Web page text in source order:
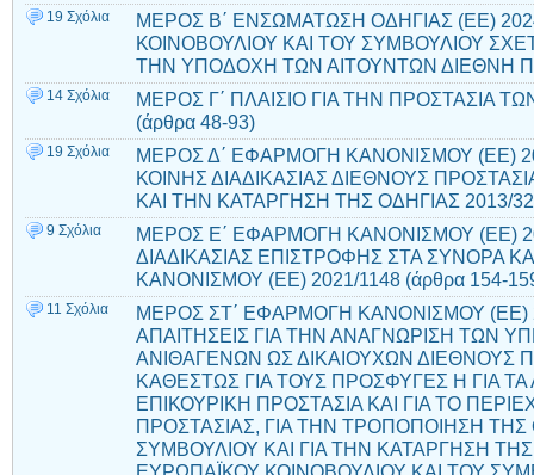
19 Σχόλια
ΜΕΡΟΣ Β΄ ΕΝΣΩΜΑΤΩΣΗ ΟΔΗΓΙΑΣ (ΕΕ)
ΚΟΙΝΟΒΟΥΛΙΟΥ ΚΑΙ ΤΟΥ ΣΥΜΒΟΥΛΙΟΥ
ΤΗΝ ΥΠΟΔΟΧΗ ΤΩΝ ΑΙΤΟΥΝΤΩΝ ΔΙΕΘΝΗ
14 Σχόλια
ΜΕΡΟΣ Γ΄ ΠΛΑΙΣΙΟ ΓΙΑ ΤΗΝ ΠΡΟΣΤΑΣΙΑ
(άρθρα 48-93)
19 Σχόλια
ΜΕΡΟΣ Δ΄ ΕΦΑΡΜΟΓΗ ΚΑΝΟΝΙΣΜΟΥ (ΕΕ)
ΚΟΙΝΗΣ ΔΙΑΔΙΚΑΣΙΑΣ ΔΙΕΘΝΟΥΣ
ΚΑΙ ΤΗΝ ΚΑΤΑΡΓΗΣΗ ΤΗΣ ΟΔΗΓΙΑΣ 2013/
9 Σχόλια
ΜΕΡΟΣ Ε΄ ΕΦΑΡΜΟΓΗ ΚΑΝΟΝΙΣΜΟΥ (ΕΕ)
ΔΙΑΔΙΚΑΣΙΑΣ ΕΠΙΣΤΡΟΦΗΣ ΣΤΑ ΣΥΝΟΡΑ
ΚΑΝΟΝΙΣΜΟΥ (ΕΕ) 2021/1148 (άρθρα 154-
11 Σχόλια
ΜΕΡΟΣ ΣΤ΄ ΕΦΑΡΜΟΓΗ ΚΑΝΟΝΙΣΜΟΥ (ΕΕ)
ΑΠΑΙΤΗΣΕΙΣ ΓΙΑ ΤΗΝ ΑΝΑΓΝΩΡΙΣΗ ΤΩΝ
ΑΝΙΘΑΓΕΝΩΝ ΩΣ ΔΙΚΑΙΟΥΧΩΝ ΔΙΕΘΝΟΥΣ
ΚΑΘΕΣΤΩΣ ΓΙΑ ΤΟΥΣ ΠΡΟΣΦΥΓΕΣ Η ΓΙΑ ΤΑ
ΕΠΙΚΟΥΡΙΚΗ ΠΡΟΣΤΑΣΙΑ ΚΑΙ ΓΙΑ ΤΟ
ΠΡΟΣΤΑΣΙΑΣ, ΓΙΑ ΤΗΝ ΤΡΟΠΟΠΟΙΗΣΗ ΤΗΣ
ΣΥΜΒΟΥΛΙΟΥ ΚΑΙ ΓΙΑ ΤΗΝ ΚΑΤΑΡΓΗΣΗ